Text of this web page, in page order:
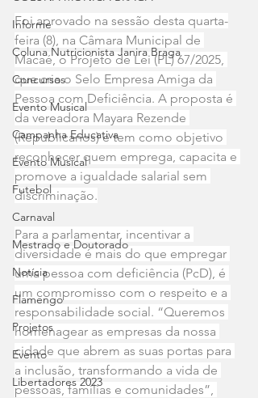
Informe
Coluna Nutricionista Janira Braga
Concursos
Evento Musical
Campanha Educativa
Evento Musical
Futebol
Carnaval
Mestrado e Doutorado
Notícia
Flamengo
Projetos
Evento
Libertadores 2023
Foi aprovado na sessão desta quarta-
feira (8), na Câmara Municipal de
Macaé, o Projeto de Lei (PL) 67/2025,
que cria o Selo Empresa Amiga da
Pessoa com Deficiência. A proposta é
da vereadora Mayara Rezende
(Republicanos) e tem como objetivo
reconhecer quem emprega, capacita e
promove a igualdade salarial sem
discriminação.
Para a parlamentar, incentivar a
diversidade é mais do que empregar
uma pessoa com deficiência (PcD), é
um compromisso com o respeito e a
responsabilidade social. “Queremos
homenagear as empresas da nossa
cidade que abrem as suas portas para
a inclusão, transformando a vida de
pessoas, famílias e comunidades”,